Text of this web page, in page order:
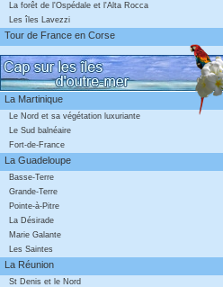
La forêt de l'Ospédale et l'Alta Rocca
Les îles Lavezzi
Tour de France en Corse
La Martinique
Le Nord et sa végétation luxuriante
Le Sud balnéaire
Fort-de-France
La Guadeloupe
Basse-Terre
Grande-Terre
Pointe-à-Pitre
La Désirade
Marie Galante
Les Saintes
La Réunion
St Denis et le Nord